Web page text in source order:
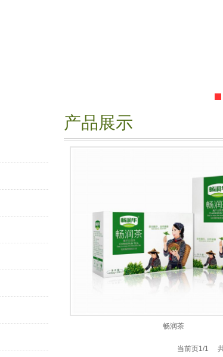
产品展示
畅润茶
当前页1/1